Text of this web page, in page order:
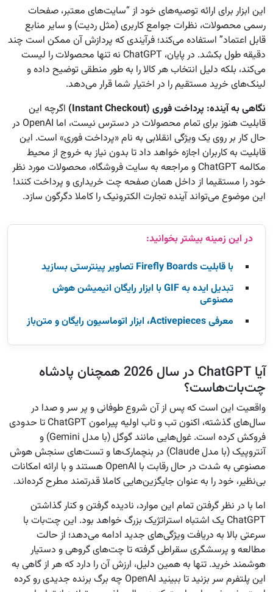
این ابزار برای ارائه توصیه‌های خود از “سایت‌های معتبر، صفحات
رسمی محصولات، نظرات جوامع کاربری (مثل ردیت) و سایر منابع
قابل اعتماد” استفاده می‌کند؛ فرآیندی که پردازش آن ممکن است چند
دقیقه طول بکشد. در پایان، ChatGPT نه تنها محصولات را لیست
می‌کند، بلکه دلیل انتخاب هر کالا را به طور منطقی توضیح داده و
لینک‌های خرید مستقیم را در اختیار شما قرار می‌دهد.
نگاهی به آینده: پرداخت فوری (Instant Checkout)
اگرچه این
قابلیت هنوز برای تمام محصولات در دسترس نیست، اما OpenAI در
حال کار بر روی یک ویژگی انقلابی به نام «پرداخت فوری» است. این
قابلیت به کاربران اجازه خواهد داد تا بدون نیاز به خروج از محیط
مکالمه ChatGPT و مراجعه به سایت فروشگاه، محصولات مورد نظر
خود را مستقیما از داخل همان صفحه چت خریداری و پرداخت کنند!
این موضوع می‌تواند آینده تجارت الکترونیک را کاملا دگرگون سازد.
با قابلیت Firefly Boards تصاویر پینترستی بسازید
تبدیل ایده‌ به GIF با ابزار رایگان انیمیشن هوش
مصنوعی
معرفی Activepieces، ابزار اتوماسیون رایگان و متن‌باز
آیا ChatGPT در سال 2026 همچنان پادشاه
چت‌بات‌هاست؟
واقعیت این است که پس از آن شروع طوفانی و پر سر و صدا در
سال‌های گذشته، اکنون تب و تاب اولیه پیرامون ChatGPT تا حدودی
فروکش کرده است. غول‌هایی مانند گوگل (با مدل Gemini) و
آنتروپیک (با مدل Claude) در بنچمارک‌ها و تست‌های سنجش هوش
مصنوعی به شدت در حال رقابت با OpenAI هستند و با ارائه امکانات
بی‌نظیر، خود را به عنوان جایگزین‌هایی کاملا قدرتمند مطرح کرده‌اند.
اما با در نظر گرفتن تمام این موارد، نادیده گرفتن و کنار گذاشتن
ChatGPT یک اشتباه استراتژیک بزرگ خواهد بود. این چت‌بات با
سرعتی بالا به دریافت ویژگی‌های جدید ادامه می‌دهد؛ از حالت
مطالعه و پرسشگری سقراطی گرفته تا چت‌های گروهی و دستیار
هوشمند خرید. تنها به همین دلیل، ارزش آن را دارد که هر از گاهی به
این پلتفرم سر بزنید تا ببینید OpenAI چه برگ برنده جدیدی رو کرده